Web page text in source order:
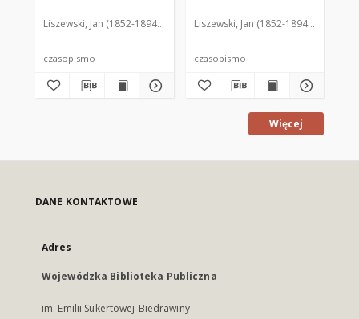
Liszewski, Jan (1852-1894). Red.
czasopismo
Liszewski, Jan (1852-1894). Red.
czasopismo
Więcej
DANE KONTAKTOWE
Adres
Wojewódzka Biblioteka Publiczna
im. Emilii Sukertowej-Biedrawiny